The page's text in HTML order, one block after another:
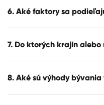
6. Aké faktory sa
7. Do ktorých krajín
8. Aké sú výhody